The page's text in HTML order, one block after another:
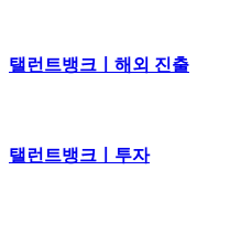
탤런트뱅크ㅣ해외 진출
탤런트뱅크ㅣ투자